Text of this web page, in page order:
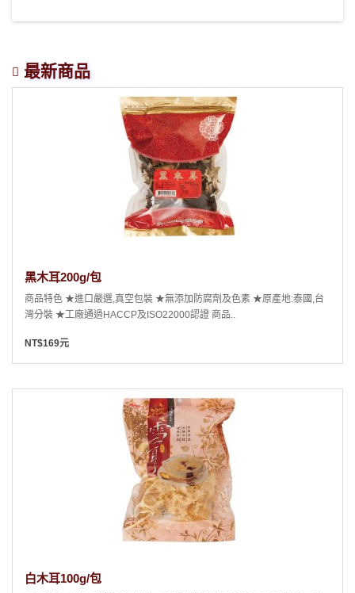
最新商品
黑木耳200g/包
商品特色 ★進口嚴選,真空包裝 ★無添加防腐劑及色素 ★原產地:泰國,台
灣分裝 ★工廠通過HACCP及ISO22000認證 商品..
NT$169元
白木耳100g/包